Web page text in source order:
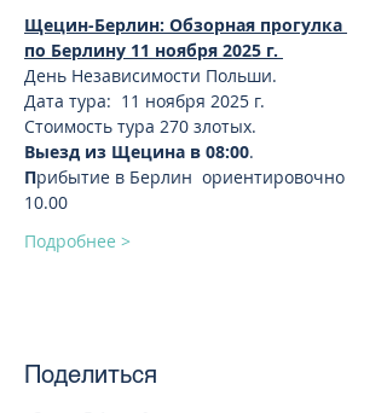
Щецин-Берлин: Обзорная прогулка
по Берлину 11 ноября 2025 г.
День Независимости Польши.
Дата тура:  11 ноября 2025 г.
Стоимость тура 270 злотых.
Выезд из Щецина в 08:00.
Прибытие в Берлин  ориентировочно
10.00
Подробнее >
Поделиться